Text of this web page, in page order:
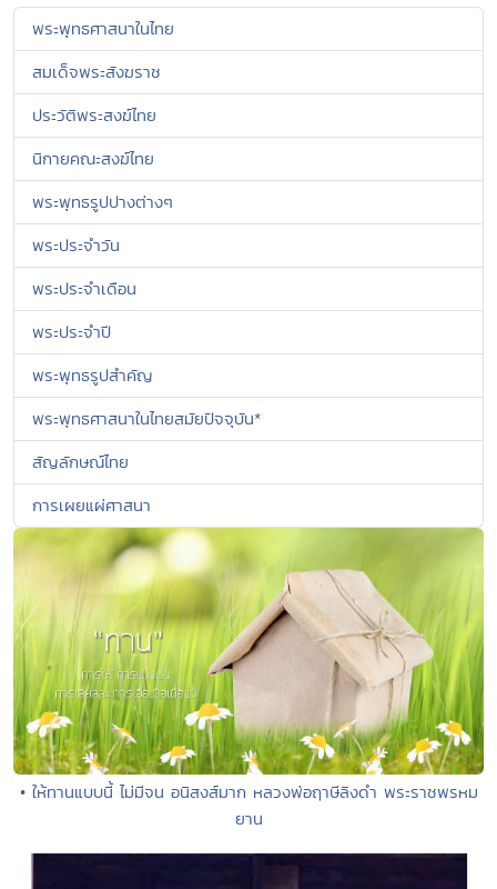
พระพุทธศาสนาในไทย
สมเด็จพระสังฆราช
ประวัติพระสงฆ์ไทย
นิกายคณะสงฆ์ไทย
พระพุทธรูปปางต่างๆ
พระประจำวัน
พระประจำเดือน
พระประจำปี
พระพุทธรูปสำคัญ
พระพุทธศาสนาในไทยสมัยปัจจุบัน*
สัญลักษณ์ไทย
การเผยแผ่ศาสนา
• ให้ทานแบบนี้ ไม่มีจน อนิสงส์มาก หลวงพ่อฤาษีลิงดำ พระราชพรหม
ยาน